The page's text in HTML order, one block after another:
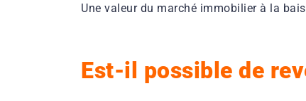
Une valeur du marché immobilier à la
Est-il possible de